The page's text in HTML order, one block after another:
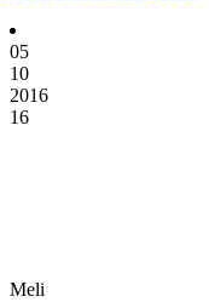
05
10
2016
16
Meli